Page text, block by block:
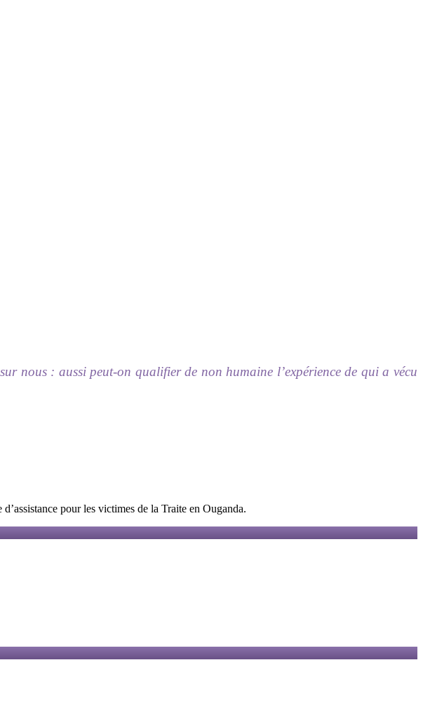
nous : aussi peut-on qualifier de non humaine l’expérience de qui a vécu
pour les victimes de la Traite en Ouganda.